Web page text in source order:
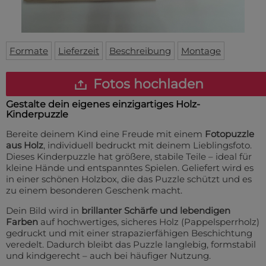
Fußmatte
Custom skateboard deck
Login
WhatsApp
Formate Lieferzeit Beschreibung Montage
Fotos hochladen
Gestalte dein eigenes einzigartiges Holz-
Kinderpuzzle
Bereite deinem Kind eine Freude mit einem Fotopuzzle
aus Holz, individuell bedruckt mit deinem Lieblingsfoto.
Dieses Kinderpuzzle hat größere, stabile Teile – ideal für
kleine Hände und entspanntes Spielen. Geliefert wird es
in einer schönen Holzbox, die das Puzzle schützt und es
zu einem besonderen Geschenk macht.
Dein Bild wird in brillanter Schärfe und lebendigen
Farben auf hochwertiges, sicheres Holz (Pappelsperrholz)
gedruckt und mit einer strapazierfähigen Beschichtung
veredelt. Dadurch bleibt das Puzzle langlebig, formstabil
und kindgerecht – auch bei häufiger Nutzung.